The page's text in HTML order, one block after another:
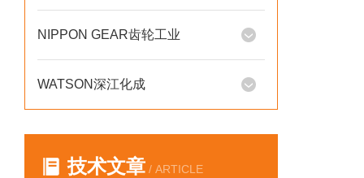
NIPPON GEAR齿轮工业
WATSON深江化成
技术文章 / ARTICLE